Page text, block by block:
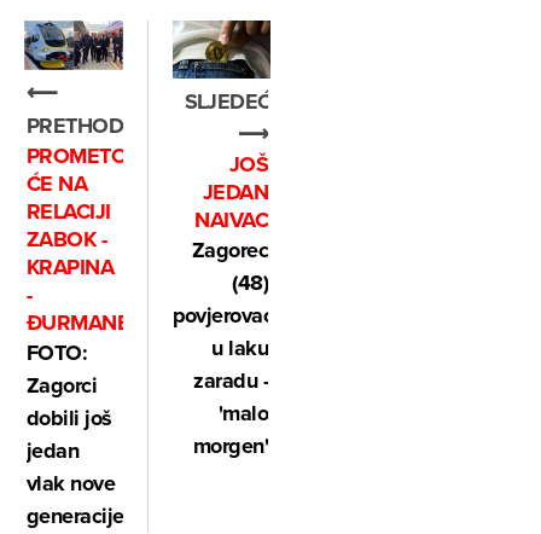
⟵
PRETHODNO
PROMETOVAT
ĆE NA
RELACIJI
ZABOK -
KRAPINA
-
ĐURMANEC
FOTO:
Zagorci
dobili još
jedan
vlak nove
generacije!
SLJEDEĆE
⟶
JOŠ
JEDAN
NAIVAC
Zagorec
(48)
povjerovao
u laku
zaradu -
'malo
morgen'